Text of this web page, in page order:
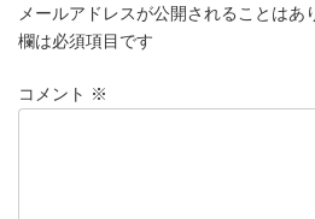
メールアドレスが公開されることはあ
欄は必須項目です
コメント ※